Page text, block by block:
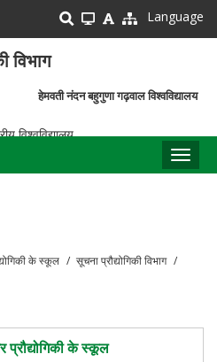
Language
विभाग
गढ़वाल विश्वविद्यालय
के स्कूल
सूचना प्रौद्योगिकी विभाग
प्रौद्योगिकी के स्कूल